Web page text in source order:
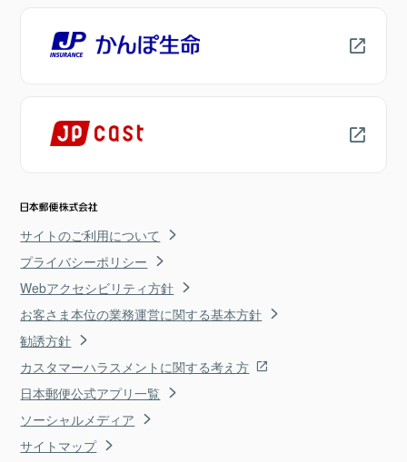
サイトのご利用について
プライバシーポリシー
Webアクセシビリティ方針
お客さま本位の業務運営に関する基本方針
勧誘方針
カスタマーハラスメントに関する考え方
日本郵便公式アプリ一覧
ソーシャルメディア
サイトマップ